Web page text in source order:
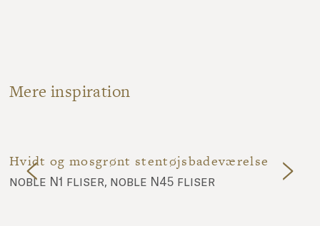
Mere inspiration
Hvidt og mosgrønt stentøjsbadeværelse
noble N1 fliser, noble N45 fliser